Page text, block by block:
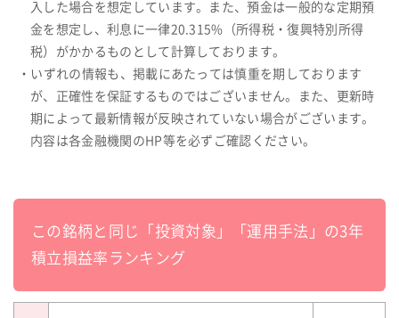
入した場合を想定しています。また、預金は一般的な定期預
金を想定し、利息に一律20.315%（所得税・復興特別所得
税）がかかるものとして計算しております。
・いずれの情報も、掲載にあたっては慎重を期しております
が、正確性を保証するものではございません。また、更新時
期によって最新情報が反映されていない場合がございます。
内容は各金融機関のHP等を必ずご確認ください。
この銘柄と同じ「投資対象」「運用手法」の3年
積立損益率ランキング